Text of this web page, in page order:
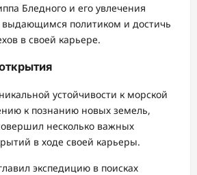
Бледного и его увлечения
выдающимся политиком и достичь
в своей карьере.
устойчивости к морской
к познанию новых земель,
несколько важных
в ходе своей карьеры.
экспедицию в поисках